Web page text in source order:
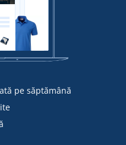
pe săptămână